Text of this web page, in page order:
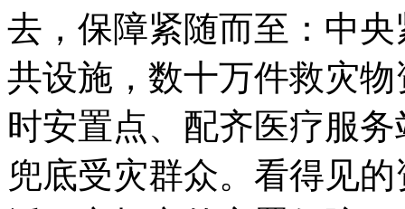
去，保障紧随而至：中
共设施，数十万件救灾
时安置点、配齐医疗服
兜底受灾群众。看得见